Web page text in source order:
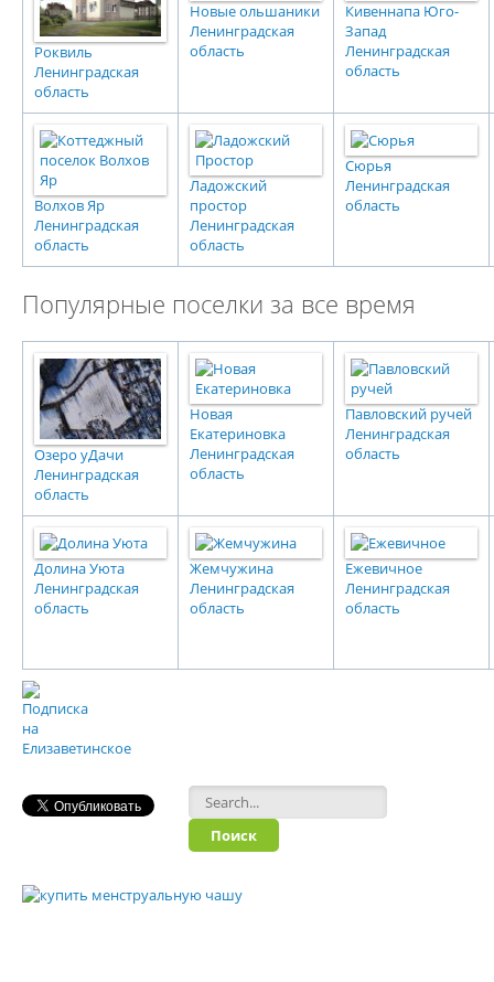
Роквиль
Ленинградская
область
Новые ольшаники
Ленинградская
область
Кивеннапа Юго-
Запад
Ленинградская
область
Волхов Яр
Ленинградская
область
Ладожский
простор
Ленинградская
область
Сюрья
Ленинградская
область
Популярные поселки за все время
Озеро уДачи
Ленинградская
область
Новая
Екатериновка
Ленинградская
область
Павловский ручей
Ленинградская
область
Долина Уюта
Ленинградская
область
Жемчужина
Ленинградская
область
Ежевичное
Ленинградская
область
Форма поиска